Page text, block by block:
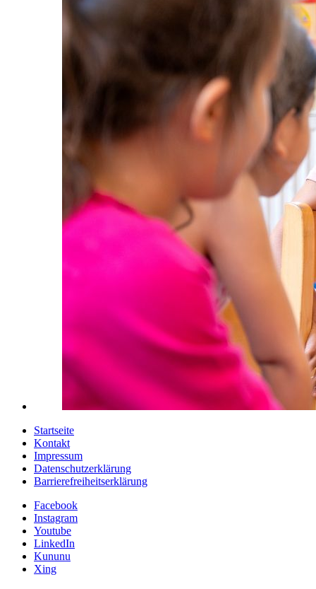
Startseite
Kontakt
Impressum
Datenschutzerklärung
Barrierefreiheitserklärung
Facebook
Instagram
Youtube
LinkedIn
Kununu
Xing